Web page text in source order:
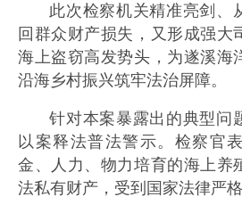
此次检察机关精准亮剑、
回群众财产损失，又形成强大
海上盗窃高发势头，为遂溪海
沿海乡村振兴筑牢法治屏障。
针对本案暴露出的典型问
以案释法普法警示。检察官
金、人力、物力培育的海上养
法私有财产，受到国家法律严格